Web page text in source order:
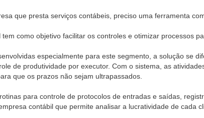
que presta serviços contábeis, preciso uma ferramenta
como objetivo facilitar os controles e otimizar processos
especialmente para este segmento, a solução se
de produtividade por executor. Com o sistema, as
que os prazos não sejam ultrapassados.
para controle de protocolos de entradas e saídas,
contábil que permite analisar a lucratividade de cada